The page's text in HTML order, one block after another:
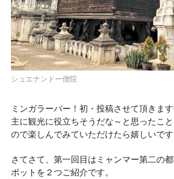
シュエナンドー僧院
ミンガラーバー！初・投稿させて頂きます
主に観光に役立ちそうだな～と思ったこ
ので楽しんでみていただけたら嬉しいです
さてさて、第一回目はミャンマー第二の
ポットを２つご紹介です。